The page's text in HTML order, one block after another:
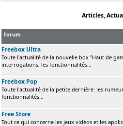
Articles,
Forum
Freebox Ultra
Toute l'actualité de la nouvelle box "Haut de
interrogations, les fonctionnalités...
Freebox Pop
Toute l'actualité de la petite dernière: les
fonctionnalités...
Free Store
Tout ce qui concerne les jeux vidéos et les